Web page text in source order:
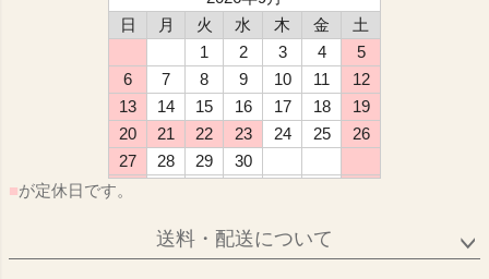
日
月 火 水 木 金
土
1
2 3 4
5
6
7 8 9 10 11
12
13
14 15 16 17 18
19
20
21 22 23 24 25
26
27
28 29
30
■が定休日です。
送料・配送について